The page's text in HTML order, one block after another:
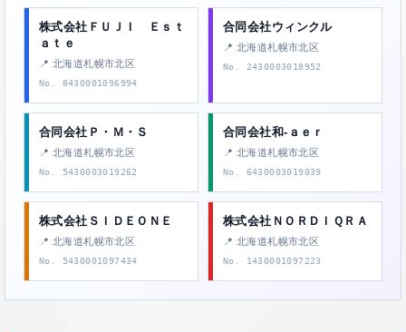
株式会社ＦＵＪＩ Ｅｓｔ
ａｔｅ
📍 北海道札幌市北区
No. 8430001096994
合同会社ウィンクル
📍 北海道札幌市北区
No. 2430003018952
合同会社Ｐ・Ｍ・Ｓ
📍 北海道札幌市北区
No. 5430003019262
合同会社和‐ａｅｒ
📍 北海道札幌市北区
No. 6430003019039
株式会社ＳＩＤＥＯＮＥ
📍 北海道札幌市北区
No. 5430001097434
株式会社ＮＯＲＤＩＱＲＡ
📍 北海道札幌市北区
No. 1430001097223